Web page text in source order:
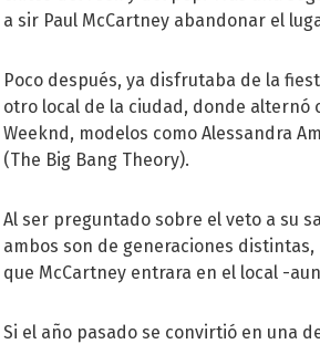
a sir Paul McCartney abandonar el
Poco después, ya disfrutaba de la
otro local de la ciudad, donde alternó
Weeknd, modelos como Alessandra
(The Big Bang Theory).
Al ser preguntado sobre el veto a su
ambos son de generaciones
que McCartney entrara en el local -
Si el año pasado se convirtió en una